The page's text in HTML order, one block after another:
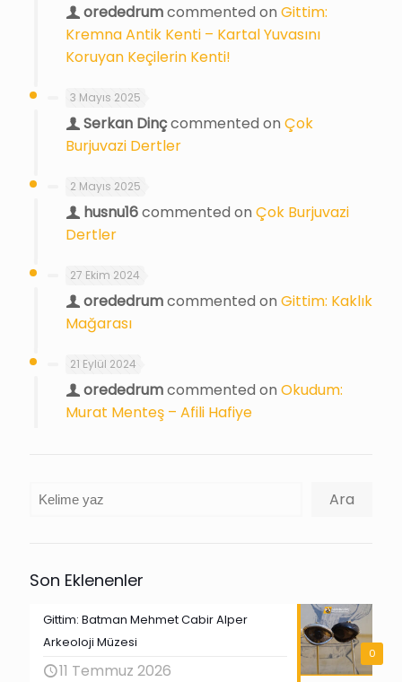
orededrumcommented on Gittim:
Kremna Antik Kenti – Kartal Yuvasını
Koruyan Keçilerin Kenti!
3 Mayıs 2025
Serkan Dinçcommented on Çok
Burjuvazi Dertler
2 Mayıs 2025
husnu16commented on Çok Burjuvazi
Dertler
27 Ekim 2024
orededrumcommented on Gittim: Kaklık
Mağarası
21 Eylül 2024
orededrumcommented on Okudum:
Murat Menteş – Afili Hafiye
Ara Ara
Son Eklenenler
0
Gittim: Batman Mehmet Cabir Alper
Arkeoloji Müzesi
11 Temmuz 2026